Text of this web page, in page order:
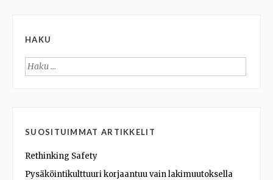
HAKU
Haku:
SUOSITUIMMAT ARTIKKELIT
Rethinking Safety
Pysäköintikulttuuri korjaantuu vain lakimuutoksella